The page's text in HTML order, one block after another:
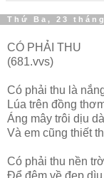
Thứ Ba, 23
CÓ PHẢI THU
(681.vvs)
Có phải thu là
Lúa trên đồng
Áng mây trôi dịu
Và em cũng thiết
Có phải thu nền